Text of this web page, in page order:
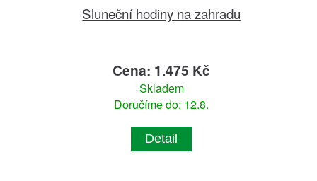
Sluneční hodiny na zahradu
Cena: 1.475 Kč
Skladem
Doručíme do: 12.8.
Detail